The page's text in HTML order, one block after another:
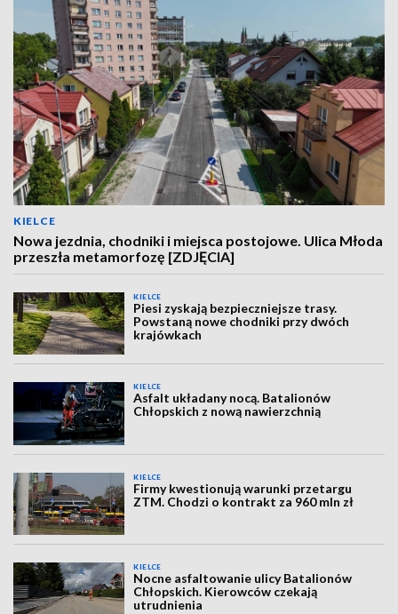
KIELCE
Nowa jezdnia, chodniki i miejsca postojowe. Ulica Młoda
przeszła metamorfozę [ZDJĘCIA]
KIELCE
Piesi zyskają bezpieczniejsze trasy.
Powstaną nowe chodniki przy dwóch
krajówkach
KIELCE
Asfalt układany nocą. Batalionów
Chłopskich z nową nawierzchnią
KIELCE
Firmy kwestionują warunki przetargu
ZTM. Chodzi o kontrakt za 960 mln zł
KIELCE
Nocne asfaltowanie ulicy Batalionów
Chłopskich. Kierowców czekają
utrudnienia